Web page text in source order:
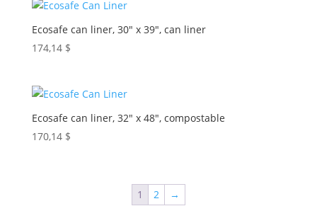
Ecosafe can liner, 30″ x 39″, can liner
174,14 $
Ecosafe can liner, 32″ x 48″, compostable
170,14 $
1 2 →